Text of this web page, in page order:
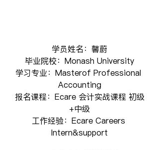
学员姓名：馨蔚
毕业院校：Monash University
学习专业：Masterof Professional
Accounting
报名课程：Ecare 会计实战课程 初级
+中级
工作经验：Ecare Careers
Intern&support